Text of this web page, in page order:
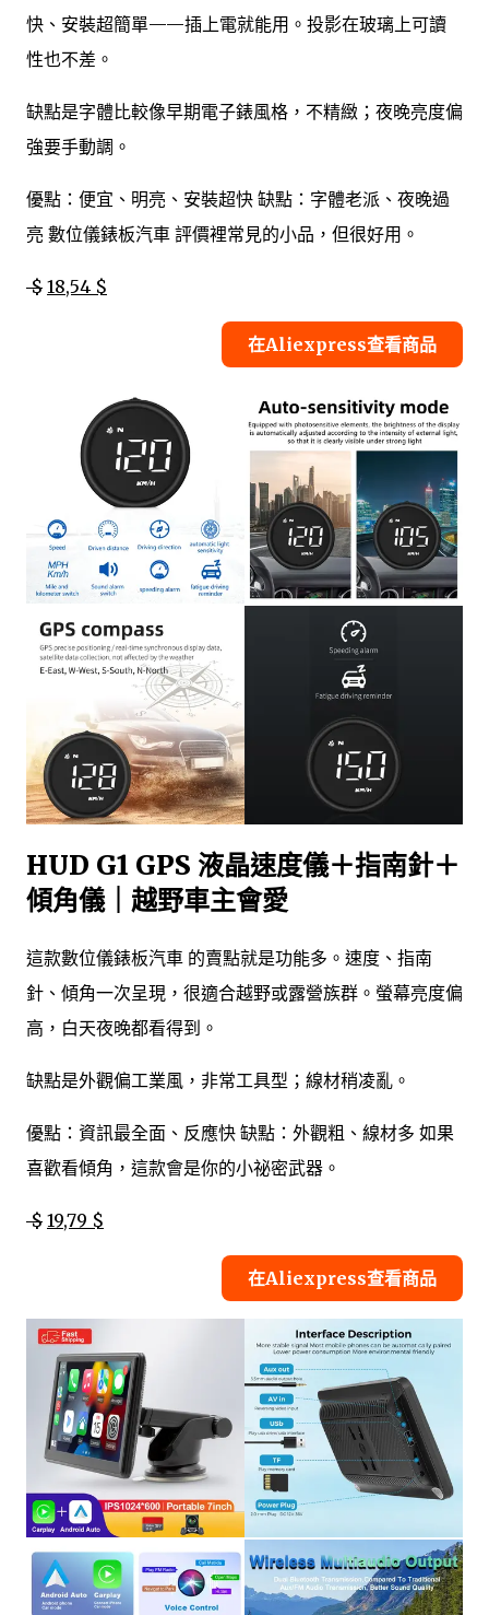
快、安裝超簡單——插上電就能用。投影在玻璃上可讀
性也不差。
缺點是字體比較像早期電子錶風格，不精緻；夜晚亮度偏
強要手動調。
優點：便宜、明亮、安裝超快 缺點：字體老派、夜晚過
亮 數位儀錶板汽車 評價裡常見的小品，但很好用。
$ 18,54 $
在Aliexpress查看商品
HUD G1 GPS 液晶速度儀＋指南針＋
傾角儀｜越野車主會愛
這款數位儀錶板汽車 的賣點就是功能多。速度、指南
針、傾角一次呈現，很適合越野或露營族群。螢幕亮度偏
高，白天夜晚都看得到。
缺點是外觀偏工業風，非常工具型；線材稍凌亂。
優點：資訊最全面、反應快 缺點：外觀粗、線材多 如果
喜歡看傾角，這款會是你的小祕密武器。
$ 19,79 $
在Aliexpress查看商品